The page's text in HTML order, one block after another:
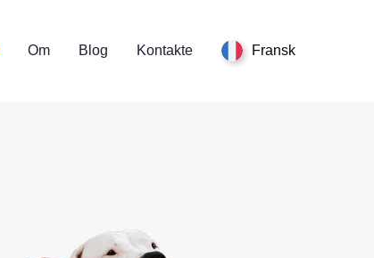
Om Blog Kontakte Fransk